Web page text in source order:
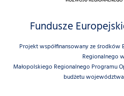
Fundusze
Projekt współfinansowany ze środków
Regionalnego
Małopolskiego Regionalnego Programu
budżetu